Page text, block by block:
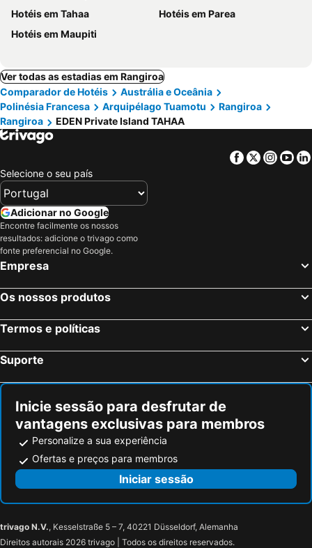
Hotéis em Tahaa
Hotéis em Parea
Hotéis em Maupiti
Ver todas as estadias em Rangiroa
Comparador de Hotéis
Austrália e Oceânia
Polinésia Francesa
Arquipélago Tuamotu
Rangiroa
Rangiroa
EDEN Private Island TAHAA
Facebook
Twitter
Selecione o seu país
Adicionar no Google
Encontre facilmente os nossos
resultados: adicione o trivago como
fonte preferencial no Google.
Empresa
Os nossos produtos
Termos e políticas
Suporte
Inicie sessão para desfrutar de
vantagens exclusivas para membros
Personalize a sua experiência
Ofertas e preços para membros
Iniciar sessão
trivago N.V., Kesselstraße 5 – 7, 40221 Düsseldorf, Alemanha
Direitos autorais 2026 trivago | Todos os direitos reservados.